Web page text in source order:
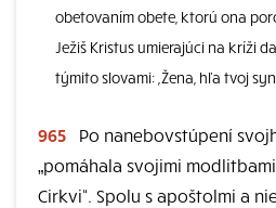
obetovaním obete, ktorú ona
Ježiš Kristus umierajúci na kríži
týmito slovami: ,Žena, hľa tvoj
965
Po nanebovstúpení
„pomáhala svojimi
Cirkvi“. Spolu s apoštolmi a